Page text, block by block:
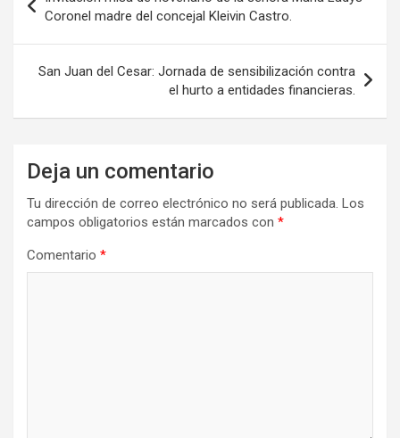
de
entradas
Coronel madre del concejal Kleivin Castro.
San Juan del Cesar: Jornada de sensibilización contra
el hurto a entidades financieras.
Deja un comentario
Tu dirección de correo electrónico no será publicada. Los
campos obligatorios están marcados con *
Comentario *